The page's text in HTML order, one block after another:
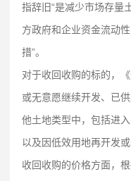
指辞旧“是减少市场存量
方政府和企业资金流动
措”。
对于收回收购的标的，
或无意愿继续开发、已
他土地类型中，包括进
以及因低效用地再开发
收回收购的价格方面，